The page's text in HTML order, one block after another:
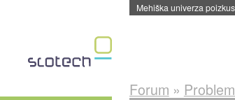
Evropska vesoljska
Forum »